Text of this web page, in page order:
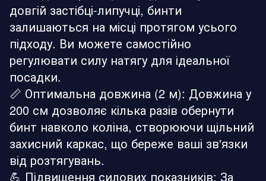
довгій застібці-липучці, бинти
залишаються на місці протягом усього
підходу. Ви можете самостійно
регулювати силу натягу для ідеальної
посадки.
📏 Оптимальна довжина (2 м): Довжина у
200 см дозволяє кілька разів обернути
бинт навколо коліна, створюючи щільний
захисний каркас, що береже ваші зв'язки
від розтягувань.
💪 Підвищення силових показників: За